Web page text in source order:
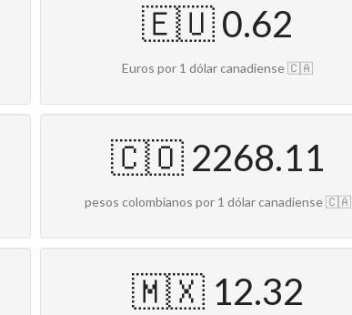
🇪🇺 0.62
Euros por 1 dólar canadiense 🇨🇦
🇨🇴 2268.11
pesos colombianos por 1 dólar canadiense 🇨🇦
🇲🇽 12.32